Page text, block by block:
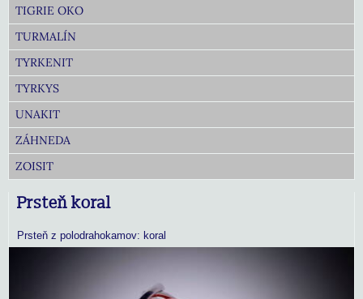
TIGRIE OKO
TURMALÍN
TYRKENIT
TYRKYS
UNAKIT
ZÁHNEDA
ZOISIT
Prsteň koral
Prsteň z polodrahokamov: koral